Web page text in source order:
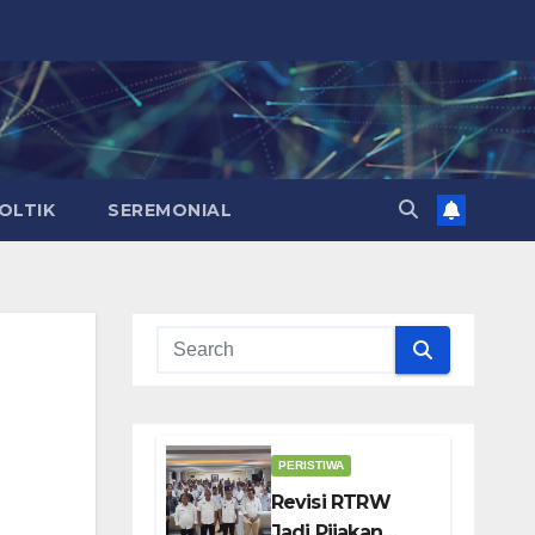
SEREMONIAL
PERISTIWA
Revisi RTRW